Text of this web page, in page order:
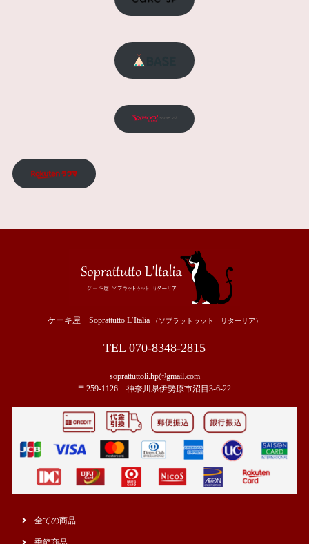
ケーキ屋 Soprattutto L’Italia （ソプラットゥット リターリア）
TEL 070-8348-2815
soprattuttoli.hp@gmail.com
〒259-1126 神奈川県伊勢原市沼目3-6-22
全ての商品